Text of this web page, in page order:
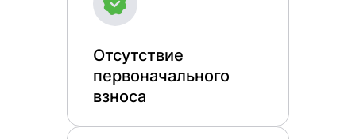
Отсутствие
первоначального
взноса